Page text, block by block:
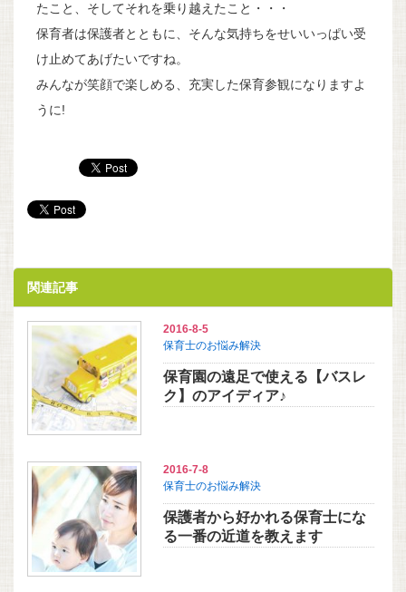
たこと、そしてそれを乗り越えたこと・・・
保育者は保護者とともに、そんな気持ちをせいいっぱい受
け止めてあげたいですね。
みんなが笑顔で楽しめる、充実した保育参観になりますよ
うに!
関連記事
2016-8-5
保育士のお悩み解決
保育園の遠足で使える【バスレ
ク】のアイディア♪
2016-7-8
保育士のお悩み解決
保護者から好かれる保育士にな
る一番の近道を教えます